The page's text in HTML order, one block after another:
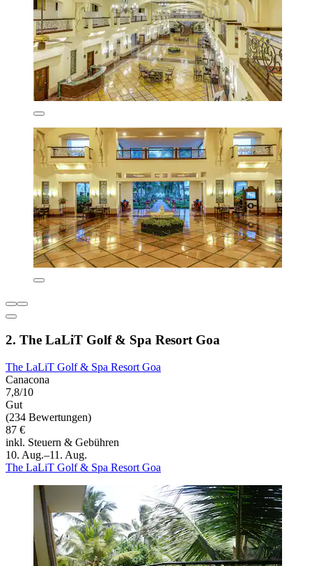
2. The LaLiT Golf & Spa Resort Goa
The LaLiT Golf & Spa Resort Goa
Canacona
7,8/10
Gut
(234 Bewertungen)
87 €
inkl. Steuern & Gebühren
10. Aug.–11. Aug.
The LaLiT Golf & Spa Resort Goa